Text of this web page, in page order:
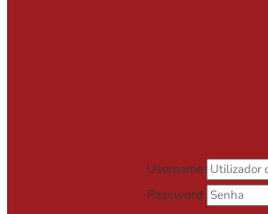
Username
Password